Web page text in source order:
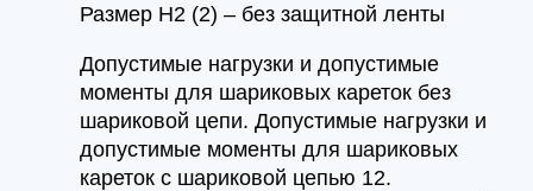
Размер H2 (2) – без защитной ленты
Допустимые нагрузки и допустимые
моменты для шариковых кареток без
шариковой цепи. Допустимые нагрузки и
допустимые моменты для шариковых
кареток с шариковой цепью 12.